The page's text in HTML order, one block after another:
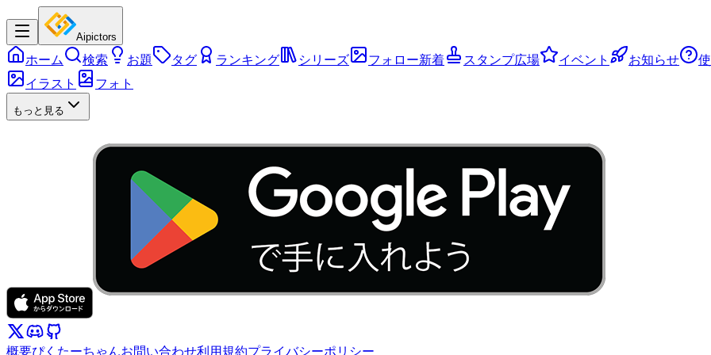
Aipictors
ホーム 検索 お題 タグ ランキング シリーズ フォロー新着 スタンプ広場 イベント お知らせ
イラスト
フォト
もっと見る
概要ぴくたーちゃんお問い合わせ利用規約プライバシーポリシー